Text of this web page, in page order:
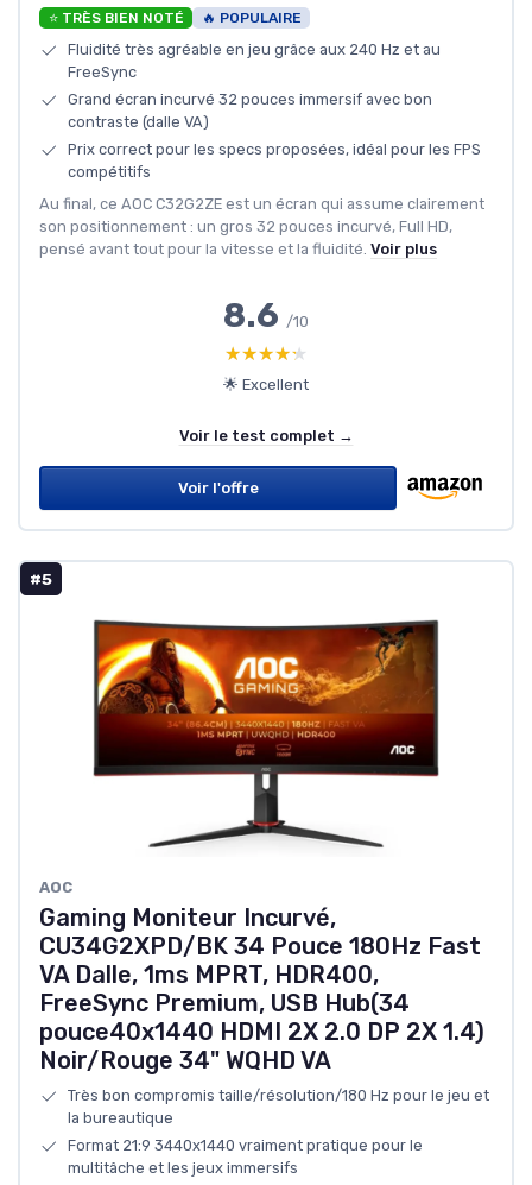
⭐ TRÈS BIEN NOTÉ 🔥 POPULAIRE
Fluidité très agréable en jeu grâce aux 240 Hz et au
FreeSync
Grand écran incurvé 32 pouces immersif avec bon
contraste (dalle VA)
Prix correct pour les specs proposées, idéal pour les FPS
compétitifs
Au final, ce AOC C32G2ZE est un écran qui assume clairement
son positionnement : un gros 32 pouces incurvé, Full HD,
pensé avant tout pour la vitesse et la fluidité. Voir plus
8.6 /10
★★★★★
★★★★★
🌟 Excellent
Voir le test complet →
Voir l'offre
#5
AOC
Gaming Moniteur Incurvé,
CU34G2XPD/BK 34 Pouce 180Hz Fast
VA Dalle, 1ms MPRT, HDR400,
FreeSync Premium, USB Hub(34
pouce40x1440 HDMI 2X 2.0 DP 2X 1.4)
Noir/Rouge 34" WQHD VA
Très bon compromis taille/résolution/180 Hz pour le jeu et
la bureautique
Format 21:9 3440x1440 vraiment pratique pour le
multitâche et les jeux immersifs